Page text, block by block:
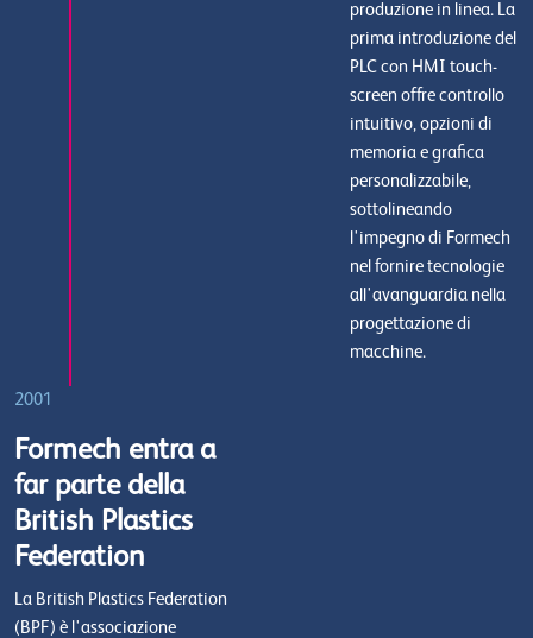
produzione in linea. La
prima introduzione del
PLC con HMI touch-
screen offre controllo
intuitivo, opzioni di
memoria e grafica
personalizzabile,
sottolineando
l'impegno di Formech
nel fornire tecnologie
all'avanguardia nella
progettazione di
macchine.
2001
Formech entra a
far parte della
British Plastics
Federation
La British Plastics Federation
(BPF) è l'associazione